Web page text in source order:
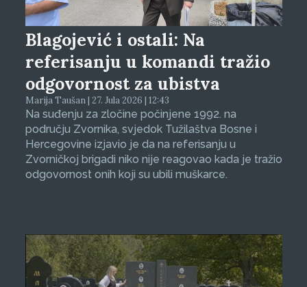
Blagojević i ostali: Na
referisanju u komandi tražio
odgovornost za ubistva
Marija Taušan | 27. Jula 2026 | 12:43
Na suđenju za zločine počinjene 1992. na
području Zvornika, svjedok Tužilaštva Bosne i
Hercegovine izjavio je da na referisanju u
Zvorničkoj brigadi niko nije reagovao kada je tražio
odgovornost onih koji su ubili muškarce.